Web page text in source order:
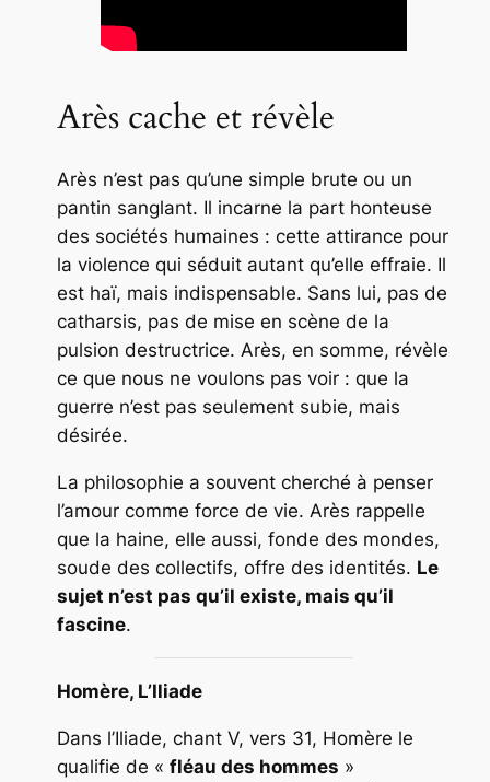
Arès cache et révèle
Arès n’est pas qu’une simple brute ou un
pantin sanglant. Il incarne la part honteuse
des sociétés humaines : cette attirance pour
la violence qui séduit autant qu’elle effraie. Il
est haï, mais indispensable. Sans lui, pas de
catharsis, pas de mise en scène de la
pulsion destructrice. Arès, en somme, révèle
ce que nous ne voulons pas voir : que la
guerre n’est pas seulement subie, mais
désirée.
La philosophie a souvent cherché à penser
l’amour comme force de vie. Arès rappelle
que la haine, elle aussi, fonde des mondes,
soude des collectifs, offre des identités. Le
sujet n’est pas qu’il existe, mais qu’il
fascine.
Homère, L’Iliade
Dans l’Iliade, chant V, vers 31, Homère le
qualifie de « fléau des hommes »